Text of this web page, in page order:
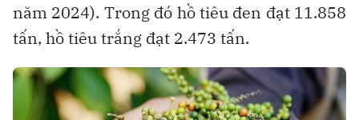
năm 2024). Trong đó hồ tiêu đen đạt 11.858
tấn, hồ tiêu trắng đạt 2.473 tấn.